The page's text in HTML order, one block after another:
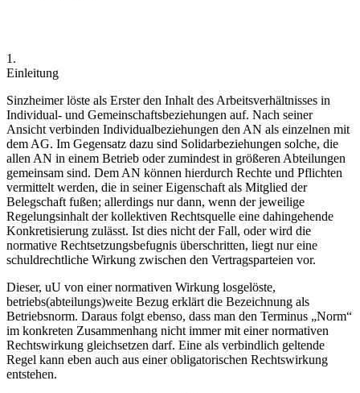
1.
Einleitung
Sinzheimerlöste als Erster den Inhalt des Arbeitsverhältnisses in
Individual- und Gemeinschaftsbeziehungen auf. Nach seiner
Ansicht verbinden Individualbeziehungen den AN als einzelnen mit
dem AG. Im Gegensatz dazu sind Solidarbeziehungen solche, die
allen AN in einem Betrieb oder zumindest in größeren Abteilungen
gemeinsam sind. Dem AN können hierdurch Rechte und Pflichten
vermittelt werden, die in seiner Eigenschaft als Mitglied der
Belegschaft fußen; allerdings nur dann, wenn der jeweilige
Regelungsinhalt der kollektiven Rechtsquelle eine dahingehende
Konkretisierung zulässt. Ist dies nicht der Fall, oder wird die
normative Rechtsetzungsbefugnis überschritten, liegt nur eine
schuldrechtliche Wirkung zwischen den Vertragsparteien vor.
Dieser, uU von einer normativen Wirkung losgelöste,
betriebs(abteilungs)weite Bezug erklärt die Bezeichnung als
Betriebsnorm. Daraus folgt ebenso, dass man den Terminus „Norm“
im konkreten Zusammenhang nicht immer mit einer normativen
Rechtswirkung gleichsetzen darf. Eine als verbindlich geltende
Regel kann eben auch aus einer obligatorischen Rechtswirkung
entstehen.